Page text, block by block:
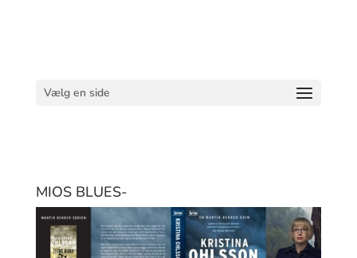
Vælg en side
MIOS BLUES-